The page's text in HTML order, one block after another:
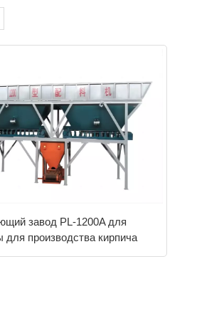
завод PL-1200A для
производства кирпича